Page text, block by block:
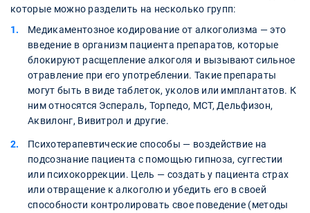
которые можно разделить на несколько групп:
Медикаментозное кодирование от алкоголизма — это
введение в организм пациента препаратов, которые
блокируют расщепление алкоголя и вызывают сильное
отравление при его употреблении. Такие препараты
могут быть в виде таблеток, уколов или имплантатов. К
ним относятся Эспераль, Торпедо, МСТ, Дельфизон,
Аквилонг, Вивитрол и другие.
Психотерапевтические способы — воздействие на
подсознание пациента с помощью гипноза, суггестии
или психокоррекции. Цель — создать у пациента страх
или отвращение к алкоголю и убедить его в своей
способности контролировать свое поведение (методы